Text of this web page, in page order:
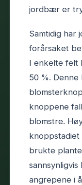
jordbær er
Samtidig har
forårsaket
I enkelte felt
50 %.
knoppene
blomstre.
brukte
angrepene i